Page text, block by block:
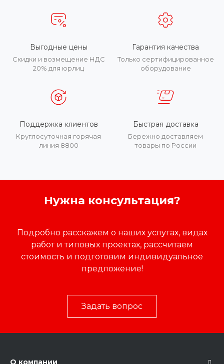
Выгодные цены
Скидки и возмещение НДС
20% для юрлиц
Гарантия качества
Только сертифицированное
оборудование
Поддержка клиентов
Круглосуточная горячая
линия 8800
Быстрая доставка
Бережно доставляем
товары по России
Нужна консультация?
Подробно расскажем о наших услугах, видах
работ и типовых проектах, рассчитаем
стоимость и подготовим индивидуальное
предложение!
Задать вопрос
О компании